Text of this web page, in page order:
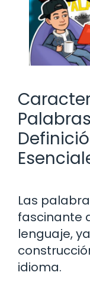
Las
fascinante
lenguaje,
idioma.